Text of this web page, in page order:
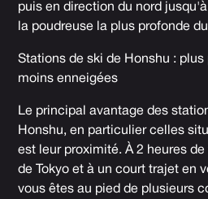
puis en direction du nord
la poudreuse la plus profonde
Stations de ski de Honshu : plus
moins enneigées
Le principal avantage des
Honshu, en particulier celles
est leur proximité. À 2 heures
de Tokyo et à un court trajet en
vous êtes au pied de plusieurs